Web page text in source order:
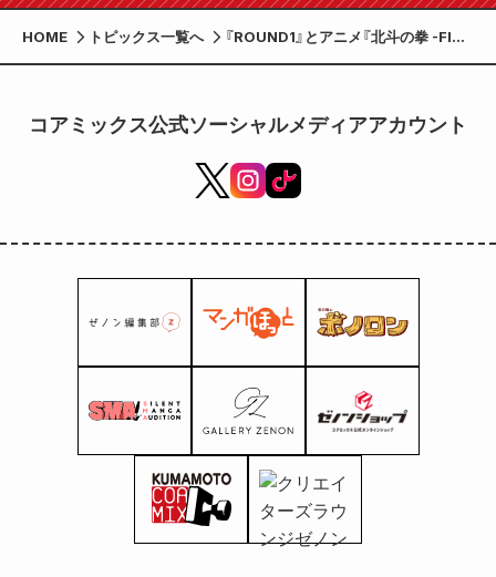
HOME トピックス一覧へ
『ROUND1』とアニメ『北斗の拳 -FIST
OF THE NORTH STAR-』のコラボキ
コアミックス公式ソーシャルメディアアカウント